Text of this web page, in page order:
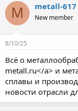
M metall-617
New member
8/10/25
Всё о
metall.ru</a> и
сплавы и
новости отрасли